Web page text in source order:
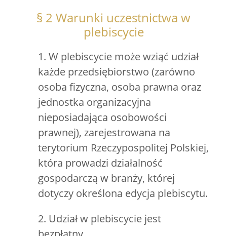
§ 2 Warunki uczestnictwa w
plebiscycie
1. W plebiscycie może wziąć udział
każde przedsiębiorstwo (zarówno
osoba fizyczna, osoba prawna oraz
jednostka organizacyjna
nieposiadająca osobowości
prawnej), zarejestrowana na
terytorium Rzeczypospolitej Polskiej,
która prowadzi działalność
gospodarczą w branży, której
dotyczy określona edycja plebiscytu.
2. Udział w plebiscycie jest